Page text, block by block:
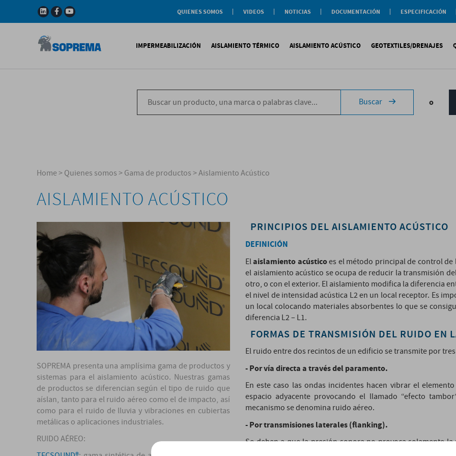
QUIENES SOMOS
VIDEOS
NOTICIAS
DOCUMENTACIÓN
Documentación General
ESPECIFICACIÓN
Certificaciones
IMPERMEABILIZACIÓN
Impermeabilización Bituminosa
Impermeabilización Sintética
Impermeabilización Líquida
AISLAMIENTO TÉRMICO
XPS
Texlosa
PIR
AISLAMIENTO ACÚSTICO
Tecsound®
Texfon
Texsilen
GEOTEXTILES/DRENAJES
Geotextiles
Drenajes
Buscar o
Home>Quienes somos>Gama de productos>Aislamiento Acústico
AISLAMIENTO ACÚSTICO
SOPREMA presenta una amplísima gama de productos y
sistemas para el aislamiento acústico. Nuestras gamas
de productos se diferencian según el tipo de ruido que
aíslan, tanto para el ruido aéreo como el de impacto, así
como para el ruido de lluvia y vibraciones en cubiertas
metálicas o aplicaciones industriales.
RUIDO AÉREO:
PRINCIPIOS DEL AISLAMIENTO ACÚSTICO
DEFINICIÓN
Elaislamiento acústicoes el método principal de control de
el aislamiento acústico se ocupa de reducir la transmisión
otro, o con el exterior. El aislamiento modifica la diferencia
el nivel de intensidad acústica L2 en un local receptor. Es
un local colocando materiales absorbentes lo que se
diferencia L2 – L1.
FORMAS DE TRANSMISIÓN DEL RUIDO EN
El ruido entre dos recintos de un edificio se transmite por
- Por vía directa a través del paramento.
En este caso las ondas incidentes hacen vibrar el
espacio adyacente provocando el llamado “efecto
mecanismo se denomina ruido aéreo.
- Por transmisiones laterales (flanking).
Se deben a que la presión sonora no provoca solamente
superficies adyacentes se convierten en fuentes de